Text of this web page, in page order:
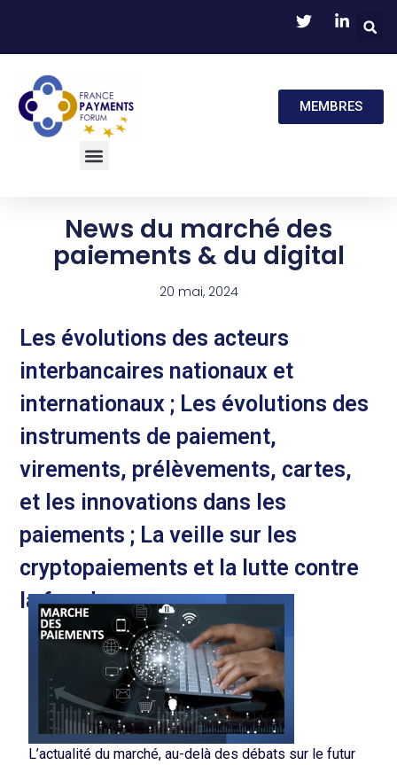
MEMBRES
News du marché des
paiements & du digital
20 mai, 2024
Les évolutions des acteurs
interbancaires nationaux et
internationaux ; Les évolutions des
instruments de paiement,
virements, prélèvements, cartes,
et les innovations dans les
paiements ; La veille sur les
cryptopaiements et la lutte contre
la fraude.
L’actualité du marché, au-delà des débats sur le futur